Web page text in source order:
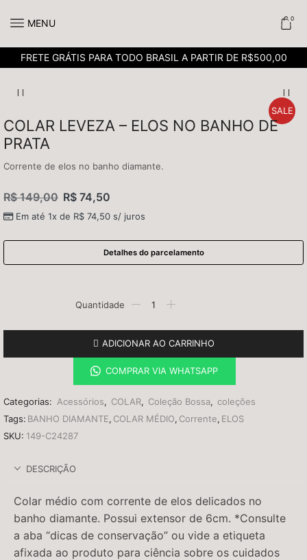
MENU 0
FRETE GRÁTIS PARA TODO BRASIL A PARTIR DE R$500,00
SALE
COLAR LEVEZA – ELOS NO BANHO DE
PRATA
Corrente de elos no banho diamante.
R$149,00 R$74,50
Em até 1x de R$ 74,50 s/ juros
Detalhes do parcelamento
ADICIONAR AO CARRINHO
COMPRAR VIA WHATSAPP
Categorias: Acessórios, COLAR, Coleção Bossa, coleções
Tags: BANHO DIAMANTE, COLAR MÉDIO, Corrente, ELOS
SKU: 149-C24287
DESCRIÇÃO
Colar médio com corrente de elos delicados no
banho diamante. Possui extensor de 6cm. *Consulte
a aba “dicas de conservação” ou vide a etiqueta
afixada ao produto para ciência sobre os cuidados